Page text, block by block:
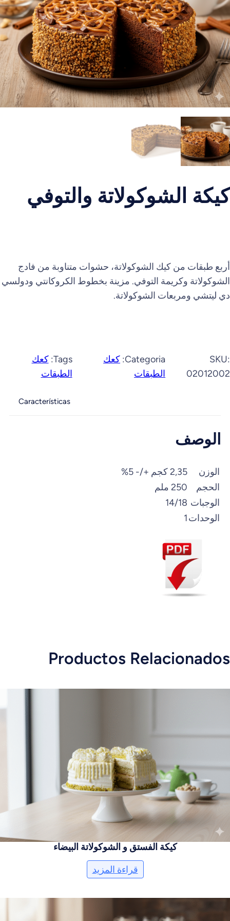
كيكة الشوكولاتة والتوفي
أربع طبقات من كيك الشوكولاتة، حشوات متناوبة من فادج
الشوكولاتة وكريمة التوفي. مزينة بخطوط الكروكانتي ودولسي
دي ليتشي ومربعات الشوكولاتة.
SKU:
02012002
Categoria: كعك
الطبقات
Tags: كعك
الطبقات
Características
الوصف
الوزن
2,35 كجم +/- 5%
الحجم
250 ملم
الوجبات 14/18
الوحدات1
Productos Relacionados
كيكة الفستق و الشوكولاتة البيضاء
قراءة المزيد